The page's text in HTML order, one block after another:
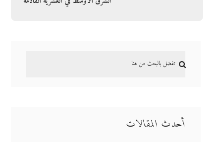
أحدث المقالات